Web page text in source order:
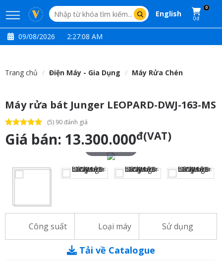
English
0
0đ
09/08/2026 2:27:09 AM
Trang chủ Điện Máy - Gia Dụng Máy Rửa Chén
Máy rửa bát Junger LEOPARD-DWJ-163-MS
(5) 90 đánh giá
Giá bán: 13.300.000đ(VAT)
Công suất Loại máy Sử dụng
Tải về Catalogue